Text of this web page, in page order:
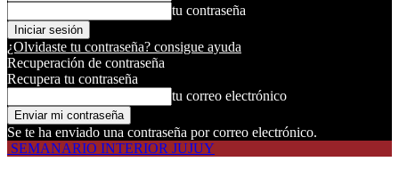
tu contraseña
¿Olvidaste tu contraseña? consigue ayuda
Recuperación de contraseña
Recupera tu contraseña
tu correo electrónico
Se te ha enviado una contraseña por correo electrónico.
SEMANARIO INTERIOR JUJUY